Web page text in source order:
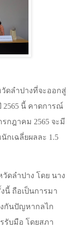
ดลำปางที่จะออกสู่
2565 นี้ คาดการณ์
กฎาคม 2565 จะมี
กเฉลี่ยผลละ 1.5
ดลำปาง โดย นาง
นี้ ถือเป็นการมา
กันปัญหากลไก
รับมือ โดยสภา